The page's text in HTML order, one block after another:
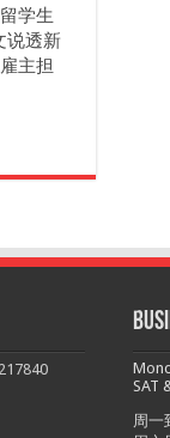
学生
说透新
主担
SAT
周一